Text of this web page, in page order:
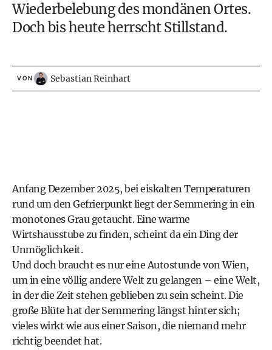
Wiederbelebung des mondänen Ortes.
Doch bis heute herrscht Stillstand.
VON Sebastian Reinhart
Anfang Dezember 2025, bei eiskalten Temperaturen
rund um den Gefrierpunkt liegt der Semmering in ein
monotones Grau getaucht. Eine warme
Wirtshausstube zu finden, scheint da ein Ding der
Unmöglichkeit.
Und doch braucht es nur eine Autostunde von Wien,
um in eine völlig andere Welt zu gelangen – eine Welt,
in der die Zeit stehen geblieben zu sein scheint. Die
große Blüte hat der Semmering längst hinter sich;
vieles wirkt wie aus einer Saison, die niemand mehr
richtig beendet hat.